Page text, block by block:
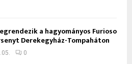
a hagyományos Furioso
Derekegyház-Tompaháton
0